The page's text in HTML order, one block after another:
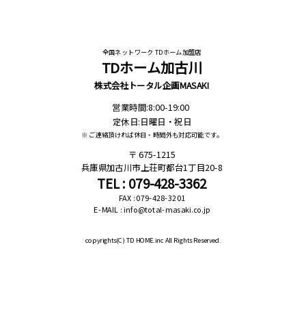
全国ネットワーク TDホーム加盟店
TDホーム加古川
株式会社トータル企画MASAKI
営業時間:8:00-19:00
定休日:日曜日・祝日
※ ご連絡頂ければ休日・時間外も対応可能です。
675-1215
兵庫県加古川市上荘町都台1丁目20-8
TEL : 079-428-3362
FAX : 079-428-3201
E-MAIL : info@total-masaki.co.jp
copyrights(C) TD HOME.inc All Rights Reserved.